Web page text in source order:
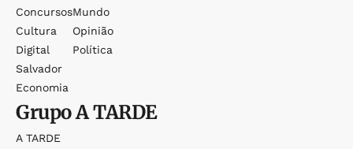
Concursos
Cultura
Digital
Salvador
Economia
Mundo
Opinião
Política
GrupoA TARDE
A TARDE